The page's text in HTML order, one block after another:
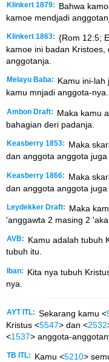
Klinkert 1879:
Bahwa
kamoe mendjadi
Klinkert 1863: {Rom 12:5;
kamoe ini badan
anggotanja.
Melayu Baba:
Kamu ini-lah
kamu mnjadi anggota-nya.
Ambon Draft:
Maka kamu
bahagian deri padanja.
Keasberry 1853:
Maka
dan anggota anggota juga
Keasberry 1866:
Maka
dan anggota anggota juga
Leydekker Draft:
Maka
'anggawta 2 masing 2
AVB:
Kamu adalah tubuh
tubuh itu.
Iban:
Kita nya tubuh
nya.
AYT ITL: Sekarang kamu <
Kristus <5547> dan <2532
<1537> anggota-
TB ITL: Kamu <5210>